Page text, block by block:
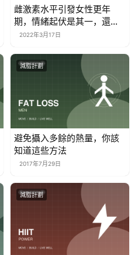
雌激素水平引發女性更年
期，情緒起伏是其一，還有
兩點更值得關注
2022年3月17日
減脂計劃
避免攝入多餘的熱量，你該
知道這些方法
2017年7月29日
減脂計劃